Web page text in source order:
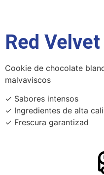
Red Velvet
Cookie de chocolate
malvaviscos
✓ Sabores intensos
✓ Ingredientes de alta
✓ Frescura garantizad